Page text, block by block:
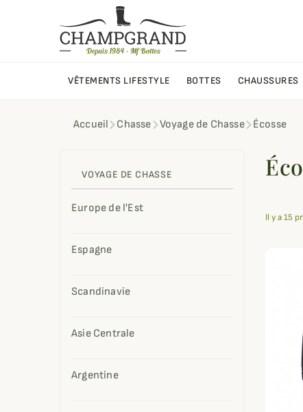
VÊTEMENTS LIFESTYLE BOTTES CHAUSSURES
Accueil Chasse Voyage de Chasse Écosse
VOYAGE DE CHASSE
Europe de l'Est
Espagne
Scandinavie
Asie Centrale
Argentine
Il y a 15